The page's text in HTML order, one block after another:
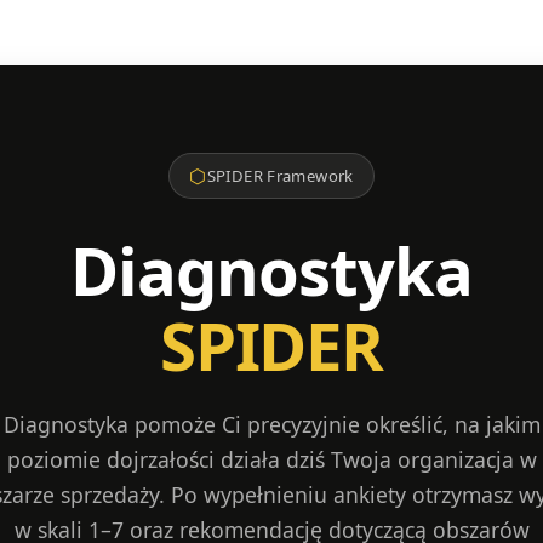
⬡SPIDER Framework
Diagnostyka
SPIDER
Diagnostyka pomoże Ci precyzyjnie określić, na jakim
poziomie dojrzałości działa dziś Twoja organizacja w
sprzedaży. Po wypełnieniu ankiety otrzymasz
w skali 1–7 oraz rekomendację dotyczącą obszarów